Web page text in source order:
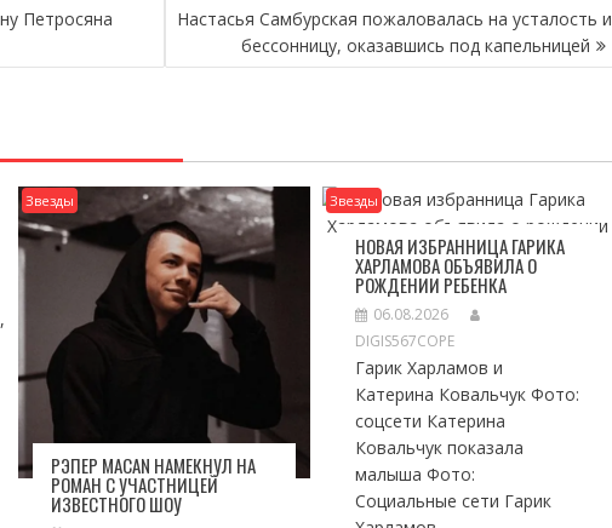
Петросяна
Настасья Самбурская пожаловалась на усталость и
бессонницу, оказавшись под капельницей
Звезды
РЭПЕР MACAN НАМЕКНУЛ НА
РОМАН С УЧАСТНИЦЕЙ
ИЗВЕСТНОГО ШОУ
Звезды
НОВАЯ ИЗБРАННИЦА ГАРИКА
ХАРЛАМОВА ОБЪЯВИЛА О
РОЖДЕНИИ РЕБЕНКА
06.08.2026
DIGIS567COPE
Гарик Харламов и
Катерина Ковальчук Фото:
соцсети Катерина
Ковальчук показала
малыша Фото:
Социальные сети Гарик